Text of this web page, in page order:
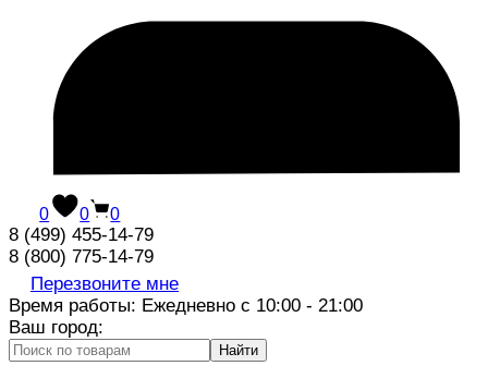
0 0 0
8 (499) 455-14-79
8 (800) 775-14-79
Перезвоните мне
Время работы: Ежедневно с 10:00 - 21:00
Ваш город:
Найти